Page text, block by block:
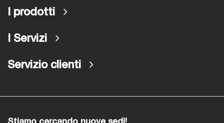
I prodotti
I Servizi
Servizio clienti